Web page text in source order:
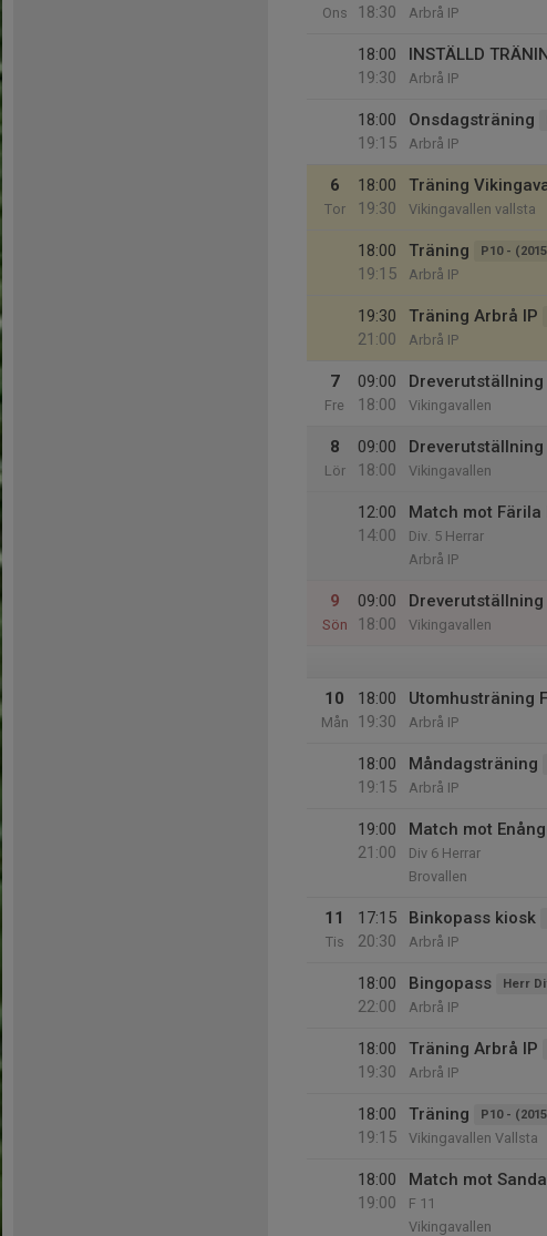
Ons
18:30
Arbrå IP
18:00
19:30
INSTÄLLD
Arbrå IP
18:00
19:15
Onsdagsträning
Arbrå IP
6
Tor
18:00
19:30
Träning
Vikingavallen vallsta
18:00
19:15
Träning P10 -
Arbrå IP
19:30
21:00
Träning Arbrå IP
Arbrå IP
7
Fre
09:00
18:00
Dreverutställning
Vikingavallen
8
Lör
09:00
18:00
Dreverutställning
Vikingavallen
12:00
14:00
Match mot Färila
Div. 5 Herrar
Arbrå IP
9
Sön
09:00
18:00
Dreverutställning
Vikingavallen
10
Mån
18:00
19:30
Utomhusträning
Arbrå IP
18:00
19:15
Måndagsträning
Arbrå IP
19:00
21:00
Match mot
Div 6 Herrar
Brovallen
11
Tis
17:15
20:30
Binkopass kiosk
Arbrå IP
18:00
22:00
Bingopass Herr
Arbrå IP
18:00
19:30
Träning Arbrå IP
Arbrå IP
18:00
19:15
Träning P10 -
Vikingavallen Vallsta
18:00
19:00
Match mot
F 11
Vikingavallen